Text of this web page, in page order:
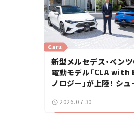
Cars
新型メルセデス・ベン
電動モデル「CLA with
ノロジー」が上陸！ シ
ース】
2026.07.30